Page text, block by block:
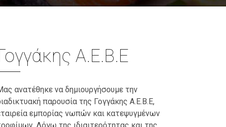
Α.Ε.Β.Ε
ανατέθηκε να δημιουργήσουμε την
παρουσία της Γογγάκης Α.Ε.Β.Ε,
εμπορίας νωπών και κατεψυγμένων